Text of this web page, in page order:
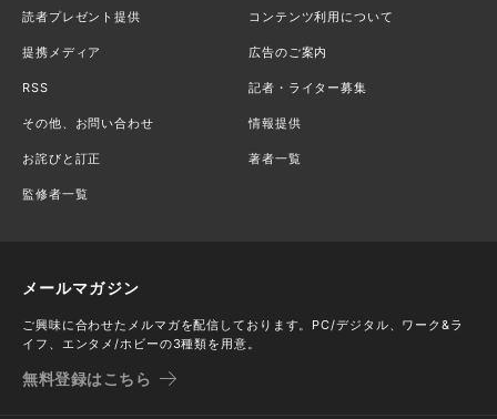
読者プレゼント提供 コンテンツ利用について
提携メディア 広告のご案内
RSS 記者・ライター募集
その他、お問い合わせ 情報提供
お詫びと訂正 著者一覧
監修者一覧
メールマガジン
ご興味に合わせたメルマガを配信しております。PC/デジタル、ワーク&ラ
イフ、エンタメ/ホビーの3種類を用意。
無料登録はこちら